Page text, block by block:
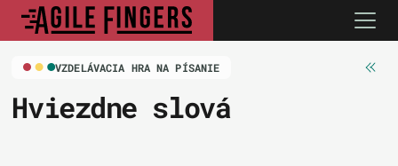
VZDELÁVACIA HRA NA PÍSANIE
Hviezdne slová